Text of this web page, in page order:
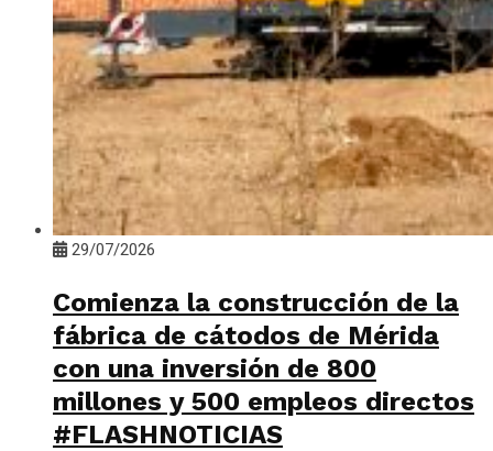
29/07/2026
Comienza la construcción de la
fábrica de cátodos de Mérida
con una inversión de 800
millones y 500 empleos directos
#FLASHNOTICIAS